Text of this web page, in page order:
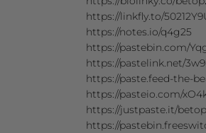
https://linkfly.to/
https://notes.io/q4g25
https://pastebin.com/
https://pastelink.net/
https://paste.feed-the-
https://pasteio.com/
https://justpaste.it/
https://